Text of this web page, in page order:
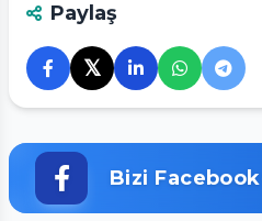
Paylaş
𝕏
Bizi